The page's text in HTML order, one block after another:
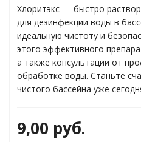
для
промышленности
Хлоритэкс — быстро
для дезинфекции воды в
идеальную чистоту и
этого эффективного
а также консультации от
обработке воды. Станьте
чистого бассейна уже
9,00 руб.